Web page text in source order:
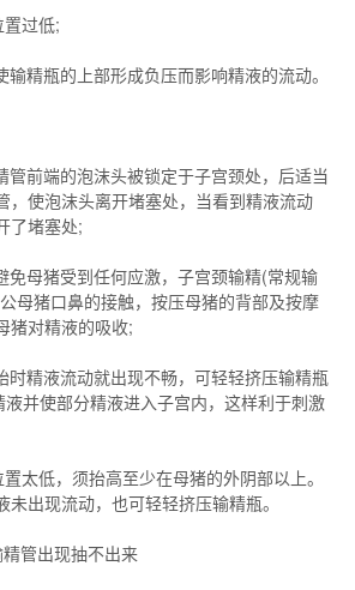
过低;
精瓶的上部形成负压而影响精液的流动。
前端的泡沫头被锁定于子宫颈处，后适当
，使泡沫头离开堵塞处，当看到精液流动
了堵塞处;
母猪受到任何应激，子宫颈输精(常规输
母猪口鼻的接触，按压母猪的背部及按摩
猪对精液的吸收;
精液流动就出现不畅，可轻轻挤压输精瓶
并使部分精液进入子宫内，这样利于刺激
低，须抬高至少在母猪的外阴部以上。
出现流动，也可轻轻挤压输精瓶。
管出现抽不出来